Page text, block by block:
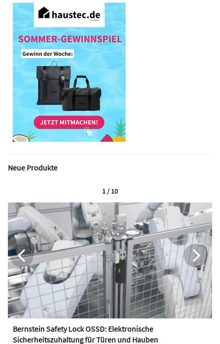
Neue Produkte
Bernstein Safety Lock OSSD: Elektronische
Sicherheitszuhaltung für Türen und Hauben
1 / 10